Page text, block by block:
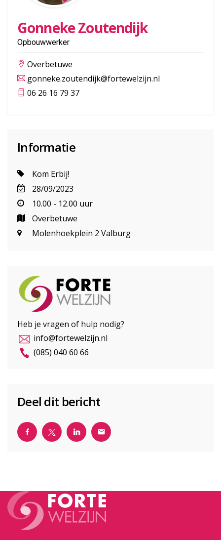
Gonneke Zoutendijk
Opbouwwerker
Overbetuwe
gonneke.zoutendijk@fortewelzijn.nl
06 26 16 79 37
Informatie
Kom Erbij!
28/09/2023
10.00 - 12.00 uur
Overbetuwe
Molenhoekplein 2 Valburg
Heb je vragen of hulp nodig?
info@fortewelzijn.nl
(085) 040 60 66
Deel dit bericht